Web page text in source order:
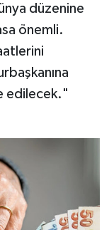
düzenine
önemli.
edilecek."